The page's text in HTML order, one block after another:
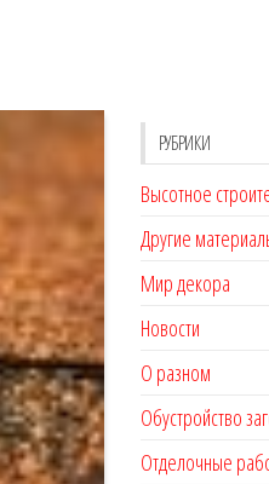
РУБРИКИ
Высотное
Другие
Мир декора
Новости
О разном
Обустройство
Отделочные